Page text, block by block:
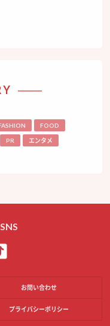
FOOD
PR エンタメ
お問い合わせ
プライバシーポリシー